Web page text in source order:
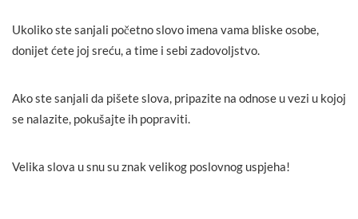
Ukoliko ste sanjali početno slovo imena vama bliske osobe,
donijet ćete joj sreću, a time i sebi zadovoljstvo.
Ako ste sanjali da pišete slova, pripazite na odnose u vezi u kojoj
se nalazite, pokušajte ih popraviti.
Velika slova u snu su znak velikog poslovnog uspjeha!